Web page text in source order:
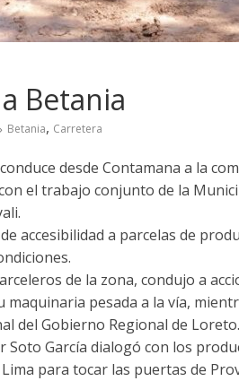
Betania
Betania, Carretera
desde Contamana a la
el trabajo conjunto de la
accesibilidad a parcelas de
de la zona, condujo a
pesada a la vía,
del Gobierno Regional de Loreto.
Soto García dialogó con los
para tocar las puertas de